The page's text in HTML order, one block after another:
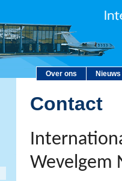
Over ons Nieuws
Contact
Wevelgem